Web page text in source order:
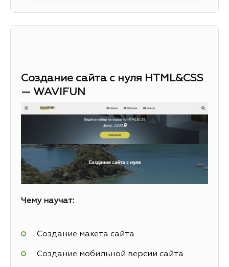
Создание сайта с нуля HTML&CSS
— WAVIFUN
Чему научат:
Создание макета сайта
Создание мобильной версии сайта